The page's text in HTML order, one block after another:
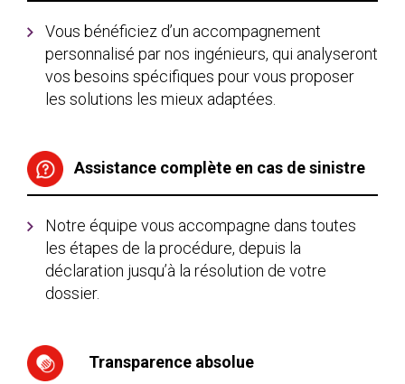
Vous bénéficiez d’un accompagnement
personnalisé par nos ingénieurs, qui analyseront
vos besoins spécifiques pour vous proposer
les solutions les mieux adaptées.
Assistance complète en cas de sinistre
Notre équipe vous accompagne dans toutes
les étapes de la procédure, depuis la
déclaration jusqu’à la résolution de votre
dossier.
Transparence absolue